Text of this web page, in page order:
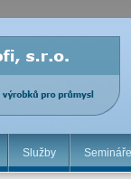
Služby Semináře